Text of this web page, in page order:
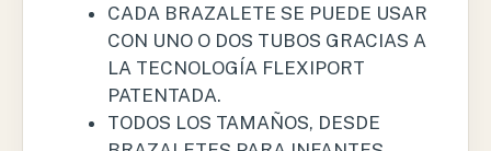
CADA BRAZALETE SE PUEDE USAR
CON UNO O DOS TUBOS GRACIAS A
LA TECNOLOGÍA FLEXIPORT
PATENTADA.
TODOS LOS TAMAÑOS, DESDE